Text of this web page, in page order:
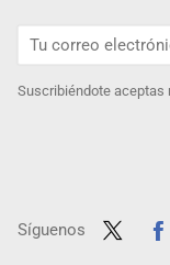
Suscribiéndote aceptas
Síguenos